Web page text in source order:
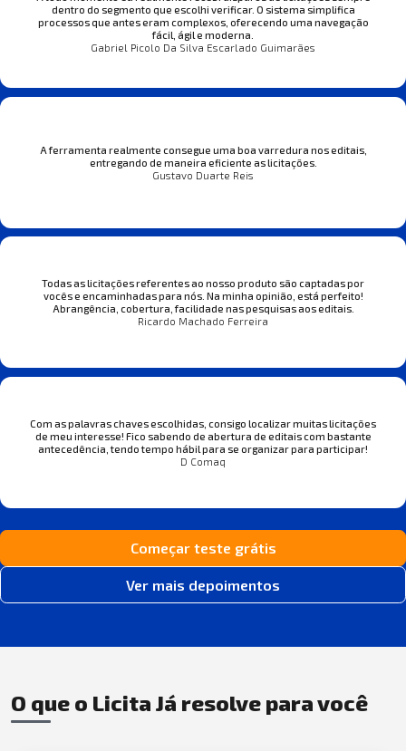
dentro do segmento que escolhi verificar. O sistema simplifica
processos que antes eram complexos, oferecendo uma navegação
fácil, ágil e moderna.
Gabriel Picolo Da Silva Escarlado Guimarães
A ferramenta realmente consegue uma boa varredura nos editais,
entregando de maneira eficiente as licitações.
Gustavo Duarte Reis
Todas as licitações referentes ao nosso produto são captadas por
vocês e encaminhadas para nós. Na minha opinião, está perfeito!
Abrangência, cobertura, facilidade nas pesquisas aos editais.
Ricardo Machado Ferreira
Com as palavras chaves escolhidas, consigo localizar muitas licitações
de meu interesse! Fico sabendo de abertura de editais com bastante
antecedência, tendo tempo hábil para se organizar para participar!
D Comaq
Começar teste grátis
Ver mais depoimentos
O que o Licita Já resolve para você